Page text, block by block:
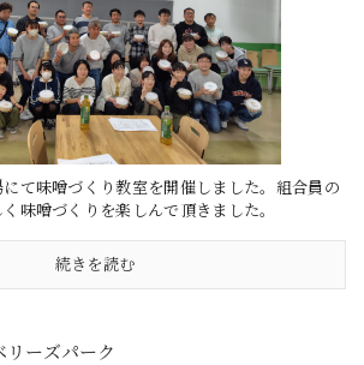
て味噌づくり教室を開催しました。組合員の
味噌づくりを楽しんで頂きました。
続きを読む
ーズパーク